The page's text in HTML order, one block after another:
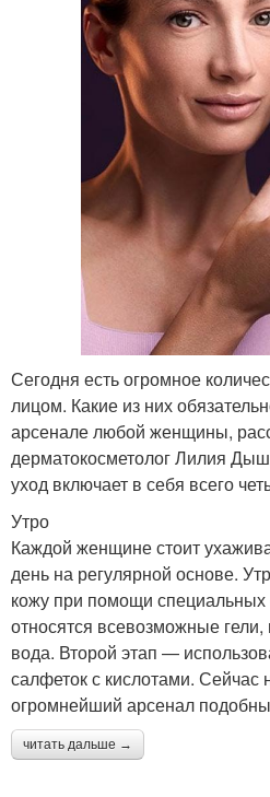
Сегодня есть огромное
лицом. Какие из них
арсенале любой женщины,
дерматокосметолог Лилия
уход включает в себя всего
Утро
Каждой женщине стоит
день на регулярной основе.
кожу при помощи специальных
относятся всевозможные
вода. Второй этап —
салфеток с кислотами. Сейчас
огромнейший арсенал
читать дальше →